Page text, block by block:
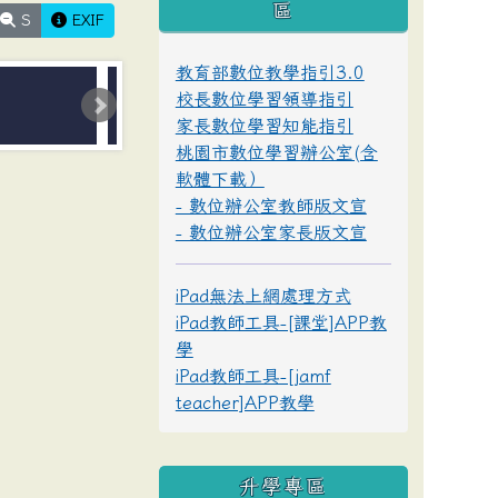
S EXIF
區
教育部數位教學指引3.0
校長數位學習領導指引
家長數位學習知能指引
桃園市數位學習辦公室(含
軟體下載）
- 數位辦公室教師版文宣
- 數位辦公室家長版文宣
iPad無法上網處理方式
iPad教師工具-[課堂]APP教
學
iPad教師工具-[jamf
teacher]APP教學
升學專區